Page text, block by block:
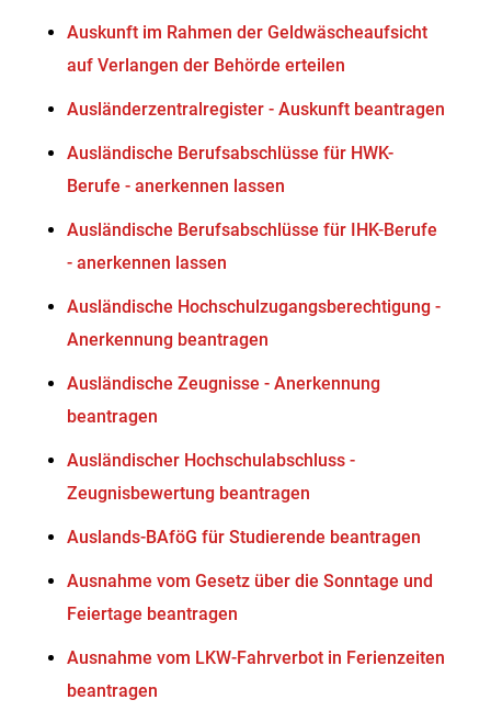
Auskunft im Rahmen der Geldwäscheaufsicht
auf Verlangen der Behörde erteilen
Ausländerzentralregister - Auskunft beantragen
Ausländische Berufsabschlüsse für HWK-
Berufe - anerkennen lassen
Ausländische Berufsabschlüsse für IHK-Berufe
- anerkennen lassen
Ausländische Hochschulzugangsberechtigung -
Anerkennung beantragen
Ausländische Zeugnisse - Anerkennung
beantragen
Ausländischer Hochschulabschluss -
Zeugnisbewertung beantragen
Auslands-BAföG für Studierende beantragen
Ausnahme vom Gesetz über die Sonntage und
Feiertage beantragen
Ausnahme vom LKW-Fahrverbot in Ferienzeiten
beantragen